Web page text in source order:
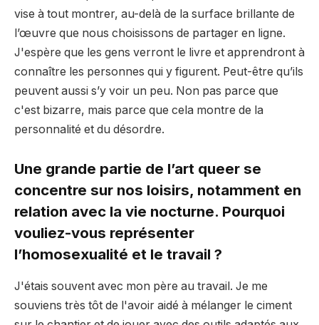
vise à tout montrer, au-delà de la surface brillante de
l’œuvre que nous choisissons de partager en ligne.
J'espère que les gens verront le livre et apprendront à
connaître les personnes qui y figurent. Peut-être qu’ils
peuvent aussi s’y voir un peu. Non pas parce que
c'est bizarre, mais parce que cela montre de la
personnalité et du désordre.
Une grande partie de l’art queer se
concentre sur nos loisirs, notamment en
relation avec la vie nocturne. Pourquoi
vouliez-vous représenter
l’homosexualité et le travail ?
J'étais souvent avec mon père au travail. Je me
souviens très tôt de l'avoir aidé à mélanger le ciment